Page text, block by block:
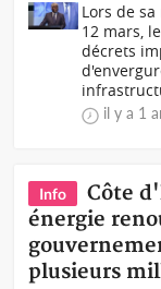
Lors de
12 mars,
décrets
il y a 1
Info
Côte
énergie
plusieurs